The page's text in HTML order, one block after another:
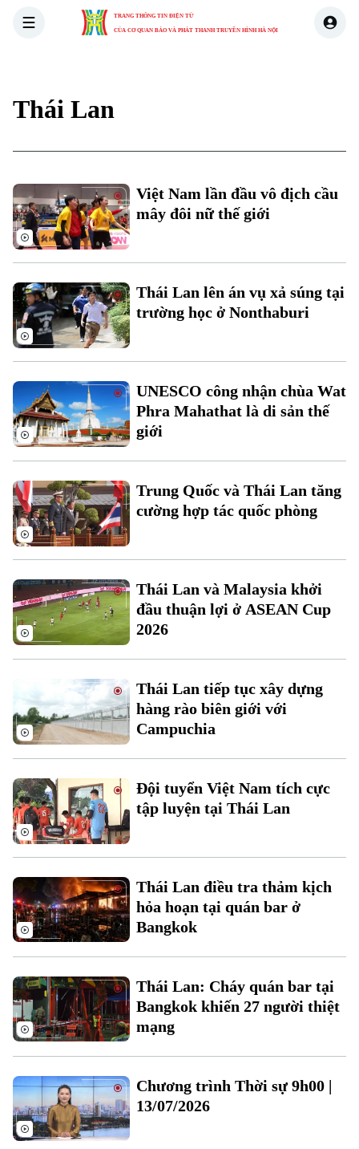
TRANG THÔNG TIN ĐIỆN TỬ
CỦA CƠ QUAN BÁO VÀ PHÁT THANH TRUYỀN HÌNH HÀ NỘI
Xu hướng
Chuyên mục
Hà Nội
Chính trị
An ninh trật tự
Công nghệ
Hà Nội
Nhịp sống Hà Nội
Người Hà Nội
Khoảnh khắc Hà Nội
Thế giới
Tin tức
Quân sự
Hồ sơ
Người Việt 4 phương
Kinh tế
Tin tức
Tài chính Ngân hàng
Doanh nghiệp
Nhà đất
Tin tức
Đầu tư
Đất đai
Kinh nghiệm
Tàu và Xe
Ô tô
Tàu
Xe máy
Thị trường
Giáo dục
Tuyển sinh
Hướng nghiệp
Tin tức
Sức khỏe
Thái Lan
Việt Nam lần đầu vô địch cầu
mây đôi nữ thế giới
Thái Lan lên án vụ xả súng tại
trường học ở Nonthaburi
UNESCO công nhận chùa Wat
Phra Mahathat là di sản thế
giới
Trung Quốc và Thái Lan tăng
cường hợp tác quốc phòng
Thái Lan và Malaysia khởi
đầu thuận lợi ở ASEAN Cup
2026
Thái Lan tiếp tục xây dựng
hàng rào biên giới với
Campuchia
Đội tuyển Việt Nam tích cực
tập luyện tại Thái Lan
Thái Lan điều tra thảm kịch
hỏa hoạn tại quán bar ở
Bangkok
Thái Lan: Cháy quán bar tại
Bangkok khiến 27 người thiệt
mạng
Chương trình Thời sự 9h00 |
13/07/2026